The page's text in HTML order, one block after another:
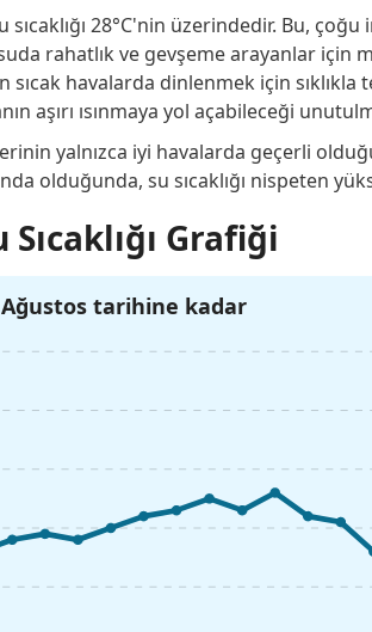
28°C'nin üzerindedir. Bu,
rahatlık ve gevşeme arayanlar için
sıcak havalarda dinlenmek için sıklıkla
aşırı ısınmaya yol açabileceği
yalnızca iyi havalarda geçerli
olduğunda, su sıcaklığı nispeten
Grafiği
tarihine kadar